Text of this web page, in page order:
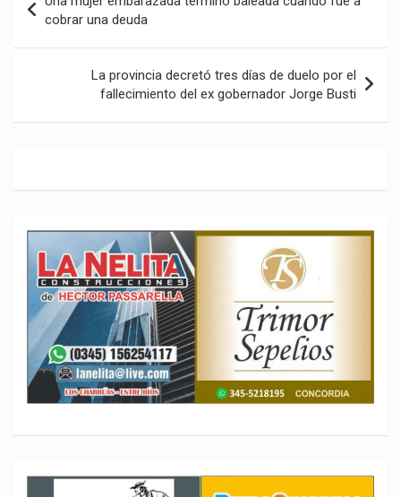
de
entradas
cobrar una deuda
La provincia decretó tres días de duelo por el
fallecimiento del ex gobernador Jorge Busti